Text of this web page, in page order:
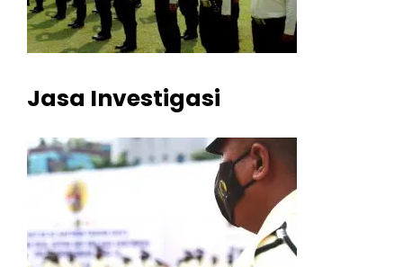
Jasa Investigasi